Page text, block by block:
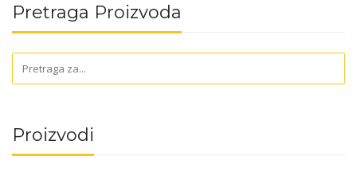
Pretraga Proizvoda
Proizvodi